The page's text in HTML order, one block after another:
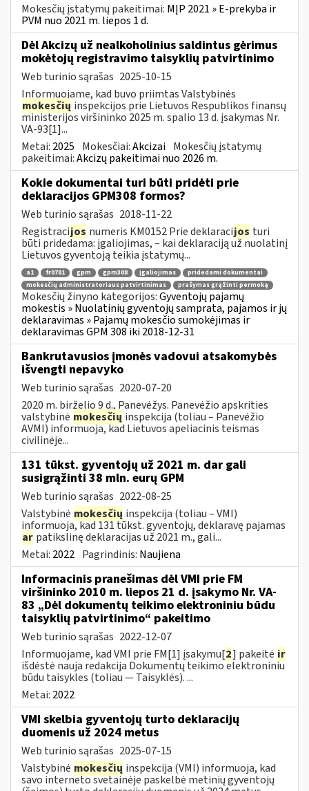
Mokesčių įstatymų pakeitimai: MĮP 2021 » E-prekyba ir
PVM nuo 2021 m. liepos 1 d.
Dėl Akcizų už nealkoholinius saldintus gėrimus
mokėtojų registravimo taisyklių patvirtinimo
Web turinio sąrašas 2025-10-15
Informuojame, kad buvo priimtas Valstybinės
mokesčių inspekcijos prie Lietuvos Respublikos finansų
ministerijos viršininko 2025 m. spalio 13 d. įsakymas Nr.
VA-93[1]...
Metai: 2025 Mokesčiai:Akcizai Mokesčių įstatymų
pakeitimai:Akcizų pakeitimai nuo 2026 m.
Kokie dokumentai turi būti pridėti prie
deklaracijos GPM308 formos?
Web turinio sąrašas 2018-11-22
Registracijos numeris KM0152 Prie deklaracijos turi
būti pridedama: įgaliojimas, – kai deklaraciją už nuolatinį
Lietuvos gyventoją teikia įstatymų...
a1 fr0781 gpm gpm308 įgaliojimas
pridedami dokumentai
mokesčių administratoriaus patvirtinimas
prašymas grąžinti permoką
Mokesčių žinyno kategorijos:Gyventojų pajamų
mokestis » Nuolatinių gyventojų samprata, pajamos ir jų
deklaravimas » Pajamų mokesčio sumokėjimas ir
deklaravimas GPM 308 iki 2018-12-31
Bankrutavusios įmonės vadovui atsakomybės
išvengti nepavyko
Web turinio sąrašas 2020-07-20
2020 m. birželio 9 d., Panevėžys. Panevėžio apskrities
valstybinė mokesčių inspekcija (toliau – Panevėžio
AVMI) informuoja, kad Lietuvos apeliacinis teismas
civilinėje...
131 tūkst. gyventojų už 2021 m. dar gali
susigrąžinti 38 mln. eurų GPM
Web turinio sąrašas 2022-08-25
Valstybinė mokesčių inspekcija (toliau – VMI)
informuoja, kad 131 tūkst. gyventojų, deklaravę pajamas
ar patikslinę deklaracijas už 2021 m., gali...
Metai: 2022 Pagrindinis: Naujiena
Informacinis pranešimas dėl VMI prie FM
viršininko 2010 m. liepos 21 d. įsakymo Nr. VA-
83 „Dėl dokumentų teikimo elektroniniu būdu
taisyklių patvirtinimo“ pakeitimo
Web turinio sąrašas 2022-12-07
Informuojame, kad VMI prie FM[1] įsakymu[2] pakeitė ir
išdėstė nauja redakcija Dokumentų teikimo elektroniniu
būdu taisykles (toliau — Taisyklės). ...
Metai: 2022
VMI skelbia gyventojų turto deklaracijų
duomenis už 2024 metus
Web turinio sąrašas 2025-07-15
Valstybinė mokesčių inspekcija (VMI) informuoja, kad
savo interneto svetainėje paskelbė metinių gyventojų